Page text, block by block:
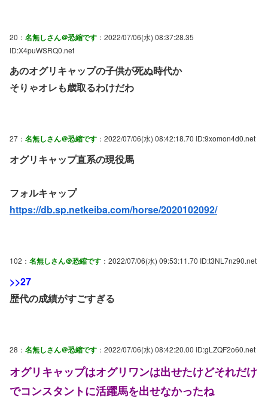
20： 名無しさん＠恐縮です ：2022/07/06(水) 08:37:28.35
ID:X4puWSRQ0.net
あのオグリキャップの子供が死ぬ時代か
そりゃオレも歳取るわけだわ
27： 名無しさん＠恐縮です ：2022/07/06(水) 08:42:18.70 ID:9xomon4d0.net
オグリキャップ直系の現役馬
フォルキャップ
https://db.sp.netkeiba.com/horse/2020102092/
102： 名無しさん＠恐縮です ：2022/07/06(水) 09:53:11.70 ID:t3NL7nz90.net
>>27
歴代の成績がすごすぎる
28： 名無しさん＠恐縮です ：2022/07/06(水) 08:42:20.00 ID:gLZQF2o60.net
オグリキャップはオグリワンは出せたけどそれだけ
でコンスタントに活躍馬を出せなかったね